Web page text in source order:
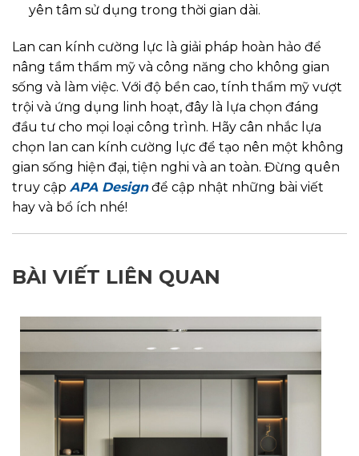
yên tâm sử dụng trong thời gian dài.
Lan can kính cường lực là giải pháp hoàn hảo để
nâng tầm thẩm mỹ và công năng cho không gian
sống và làm việc. Với độ bền cao, tính thẩm mỹ vượt
trội và ứng dụng linh hoạt, đây là lựa chọn đáng
đầu tư cho mọi loại công trình. Hãy cân nhắc lựa
chọn lan can kính cường lực để tạo nên một không
gian sống hiện đại, tiện nghi và an toàn. Đừng quên
truy cập APA Design để cập nhật những bài viết
hay và bổ ích nhé!
BÀI VIẾT LIÊN QUAN